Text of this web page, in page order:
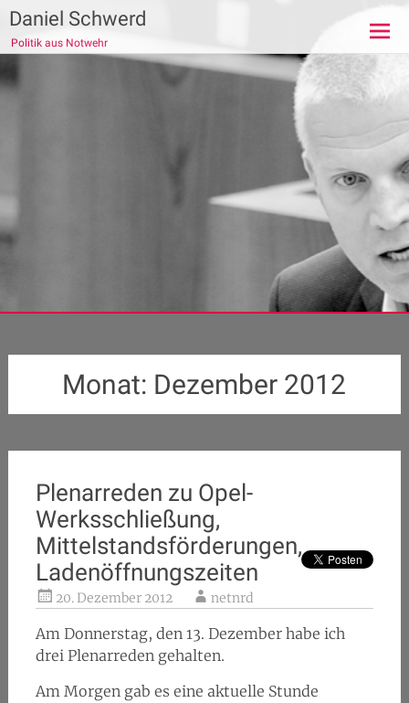
Zum
Inhalt
springen
Daniel Schwerd
Politik aus Notwehr
Monat: Dezember 2012
Plenarreden zu Opel-
Werksschließung,
Mittelstandsförderungen,
Ladenöffnungszeiten
20. Dezember 2012 netnrd
Am Donnerstag, den 13. Dezember habe ich
drei Plenarreden gehalten.
Am Morgen gab es eine aktuelle Stunde